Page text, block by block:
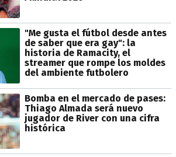
"Me gusta el fútbol desde antes
de saber que era gay": la
historia de Ramacity, el
streamer que rompe los moldes
del ambiente futbolero
Bomba en el mercado de pases:
Thiago Almada será nuevo
jugador de River con una cifra
histórica